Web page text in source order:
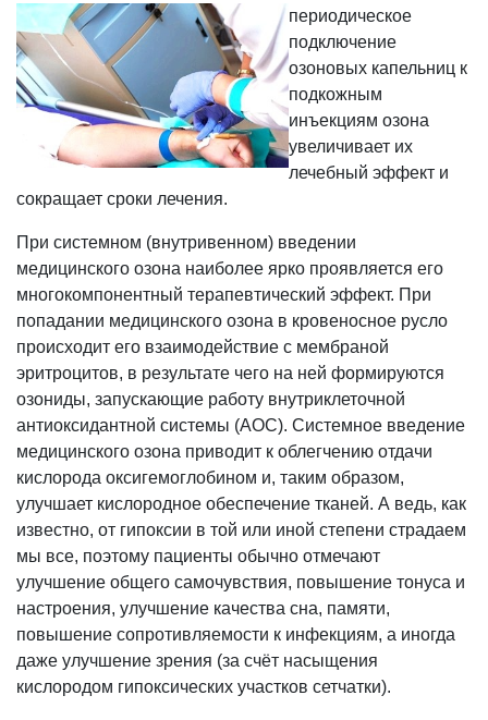
периодическое
подключение
озоновых капельниц к
подкожным
инъекциям озона
увеличивает их
лечебный эффект и
сокращает сроки лечения.
При системном (внутривенном) введении
медицинского озона наиболее ярко проявляется его
многокомпонентный терапевтический эффект. При
попадании медицинского озона в кровеносное русло
происходит его взаимодействие с мембраной
эритроцитов, в результате чего на ней формируются
озониды, запускающие работу внутриклеточной
антиоксидантной системы (АОС). Системное введение
медицинского озона приводит к облегчению отдачи
кислорода оксигемоглобином и, таким образом,
улучшает кислородное обеспечение тканей. А ведь, как
известно, от гипоксии в той или иной степени страдаем
мы все, поэтому пациенты обычно отмечают
улучшение общего самочувствия, повышение тонуса и
настроения, улучшение качества сна, памяти,
повышение сопротивляемости к инфекциям, а иногда
даже улучшение зрения (за счёт насыщения
кислородом гипоксических участков сетчатки).